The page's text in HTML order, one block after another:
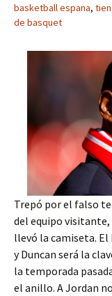
basketball espana,
de basquet
Trepó por el falso
del equipo visitante,
llevó la camiseta.
y Duncan será la
la temporada
el anillo. A Jordan